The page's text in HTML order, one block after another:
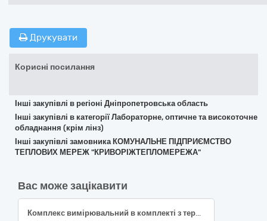
Друкувати
Корисні посилання
Інші закупівлі в регіоні Дніпропетровська область
Інші закупівлі в категорії Лабораторне, оптичне та високоточне
обладнання (крім лінз)
Інші закупівлі замовника КОМУНАЛЬНЕ ПІДПРИЄМСТВО
ТЕПЛОВИХ МЕРЕЖ "КРИВОРІЖТЕПЛОМЕРЕЖА"
Вас може зацікавити
Комплекс вимірювальний в комплекті з термометром опору (38424000-3 Контрольно-вимірювальне обладнання) 38420000-5 Прилади для вимірювання витрати, рівня та тиску рідин і газів